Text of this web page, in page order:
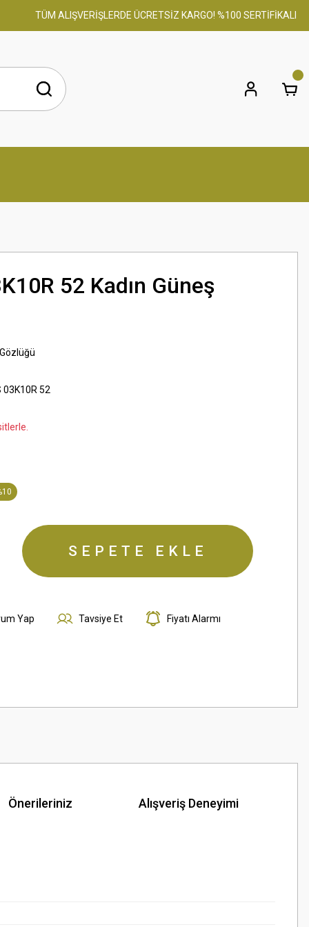
TÜM ALIŞVERİŞLERDE ÜCRETSİZ KARGO! %100 SERTİFİKALI
52 Kadın Güneş
03K10R 52
SEPETE EKLE
Yap Tavsiye Et Fiyatı Alarmı
Önerileriniz Alışveriş Deneyimi